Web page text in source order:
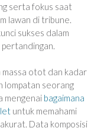
serta fokus saat
lawan di tribune.
sukses dalam
pertandingan.
massa otot dan kadar
lompatan seorang
mengenai bagaimana
untuk memahami
Data komposisi